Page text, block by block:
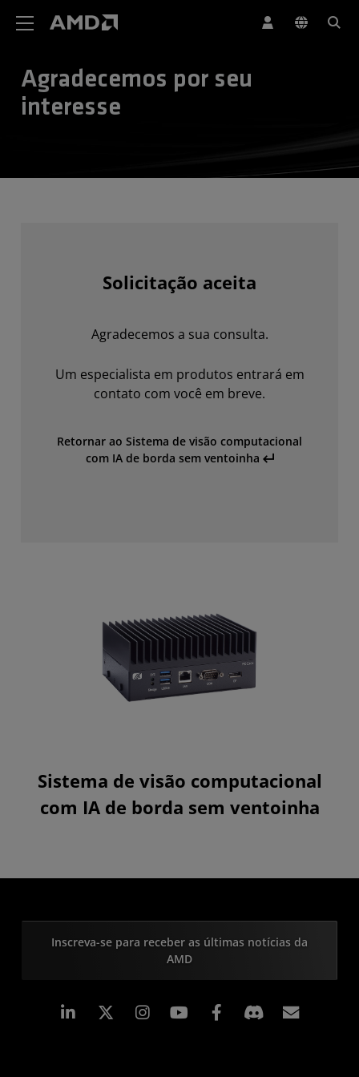
Agradecemos por seu
interesse
Solicitação aceita
Agradecemos a sua consulta.
Um especialista em produtos entrará em
contato com você em breve.
Retornar ao Sistema de visão computacional
com IA de borda sem ventoinha
Sistema de visão computacional
com IA de borda sem ventoinha
Inscreva-se para receber as últimas notícias da
AMD
Linkedin Instagram Facebook